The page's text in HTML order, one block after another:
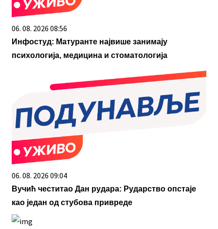
06. 08. 2026 08:56
Инфостуд: Матуранте највише занимају
психологија, медицина и стоматологија
06. 08. 2026 09:04
Вучић честитао Дан рудара: Рударство опстаје
као један од стубова привреде